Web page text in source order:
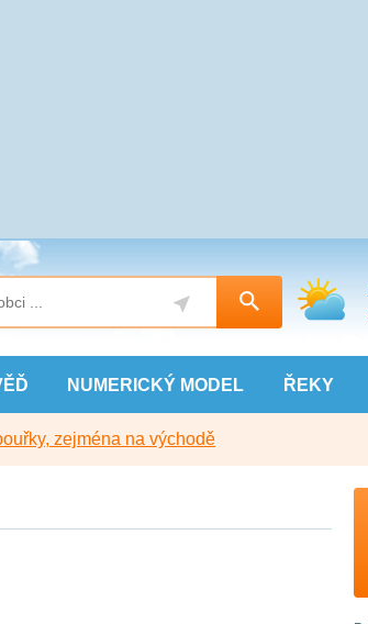
NUMERICKÝ MODEL ŘEKY
zejména na východě